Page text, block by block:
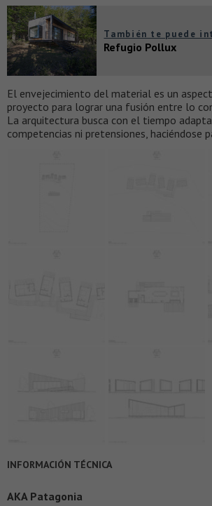
También te puede
Refugio Pollux
El envejecimiento del material es un
proyecto para lograr una fusión entre lo
La arquitectura busca con el tiempo
competencias ni pretensiones, haciéndose
INFORMACIÓN TÉCNICA
AKA Patagonia